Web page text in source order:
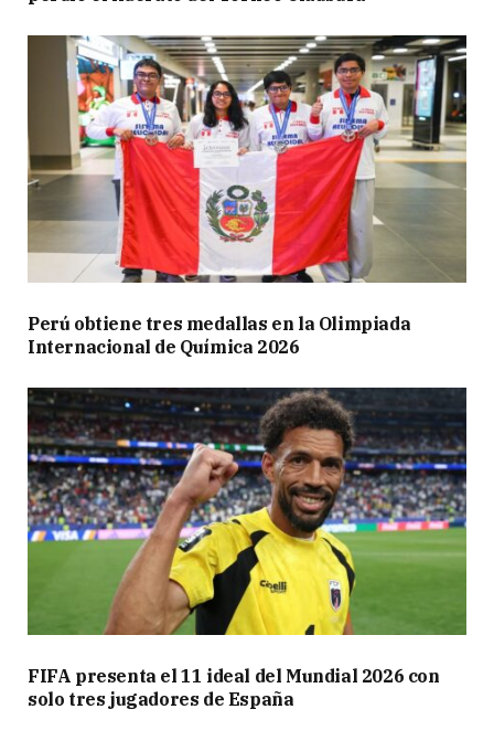
Perú obtiene tres medallas en la Olimpiada
Internacional de Química 2026
FIFA presenta el 11 ideal del Mundial 2026 con
solo tres jugadores de España